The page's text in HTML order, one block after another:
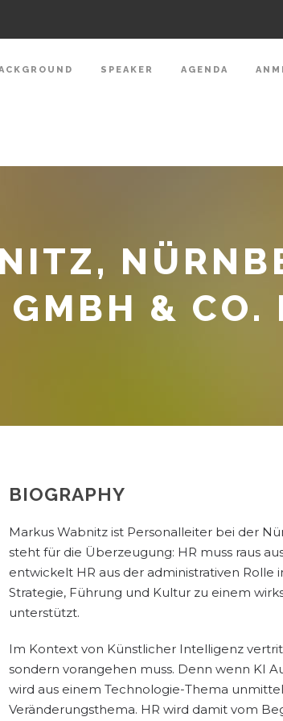
SPEAKER AGENDA
& CO.
BIOGRAPHY
Markus Wabnitz ist Personalleiter bei der
steht für die Überzeugung: HR muss raus
entwickelt HR aus der administrativen
Strategie, Führung und Kultur zu einem
unterstützt.
Im Kontext von Künstlicher Intelligenz
sondern vorangehen muss. Denn wenn KI
wird aus einem Technologie-Thema
Veränderungsthema. HR wird damit vom